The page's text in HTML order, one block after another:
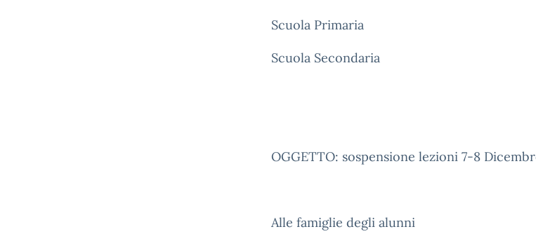
Scuola Primaria
Scuola Secondaria
OGGETTO: sospensione lezioni 7-8
Alle famiglie degli alunni